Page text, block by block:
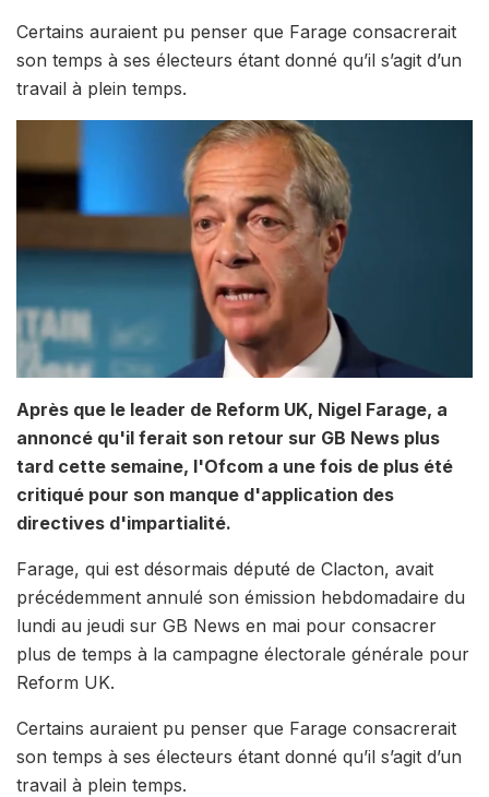
Certains auraient pu penser que Farage consacrerait
son temps à ses électeurs étant donné qu’il s’agit d’un
travail à plein temps.
Après que le leader de Reform UK, Nigel Farage, a
annoncé qu'il ferait son retour sur GB News plus
tard cette semaine, l'Ofcom a une fois de plus été
critiqué pour son manque d'application des
directives d'impartialité.
Farage, qui est désormais député de Clacton, avait
précédemment annulé son émission hebdomadaire du
lundi au jeudi sur GB News en mai pour consacrer
plus de temps à la campagne électorale générale pour
Reform UK.
Certains auraient pu penser que Farage consacrerait
son temps à ses électeurs étant donné qu’il s’agit d’un
travail à plein temps.